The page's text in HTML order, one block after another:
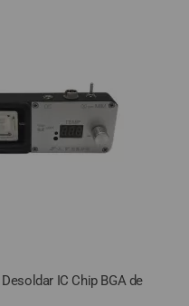
IC Chip BGA de